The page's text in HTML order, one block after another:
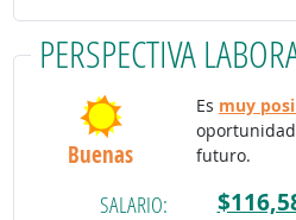
PERSPECTIVA
Buenas
Es muy
futuro.
SALARIO: